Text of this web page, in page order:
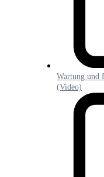
Wartung und
(Video)